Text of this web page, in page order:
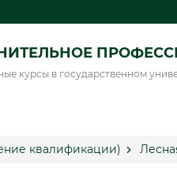
курсы в государственном
квалификации)